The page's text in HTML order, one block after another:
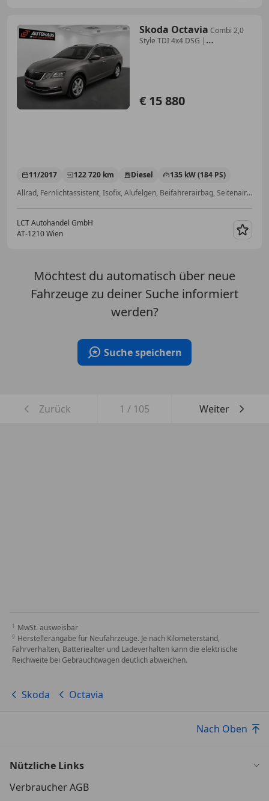
Skoda Octavia Combi 2,0
Style TDI 4x4 DSG |
€ 15 880
11/2017 122 720 km Diesel
135 kW (184 PS)
Allrad, Fernlichtassistent, Isofix, Alufelgen, Beifahrerairbag, Seitenairbag, ABS
LCT Autohandel GmbH
AT-1210 Wien
Möchtest du automatisch über neue
Fahrzeuge zu deiner Suche informiert
werden?
Suche speichern
Zurück 1 / 105 Weiter
MwSt. ausweisbar
Herstellerangabe für Neufahrzeuge. Je nach Kilometerstand,
Fahrverhalten, Batteriealter und Ladeverhalten kann die elektrische
Reichweite bei Gebrauchtwagen deutlich abweichen.
Skoda Octavia
Nach Oben
Nützliche Links
Verbraucher AGB